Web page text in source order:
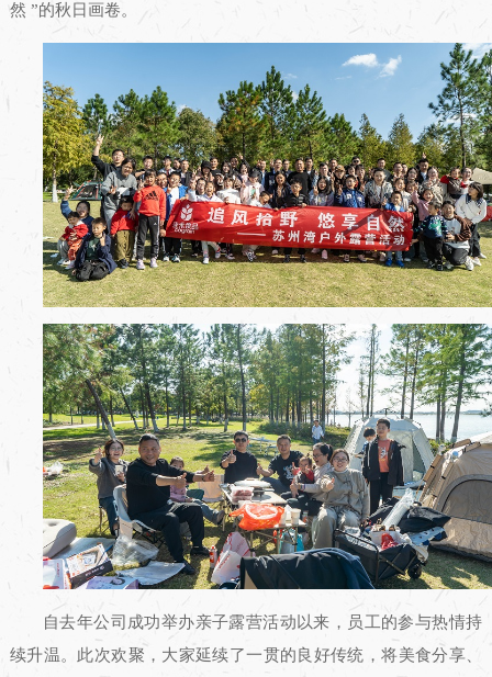
然 ”的秋日画卷。
自去年公司成功举办亲子露营活动以来，员工的参与热情持
续升温。此次欢聚，大家延续了一贯的良好传统，将美食分享、